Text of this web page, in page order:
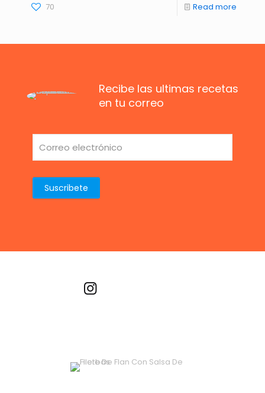
70 Read more
Recibe las ultimas recetas
en tu correo